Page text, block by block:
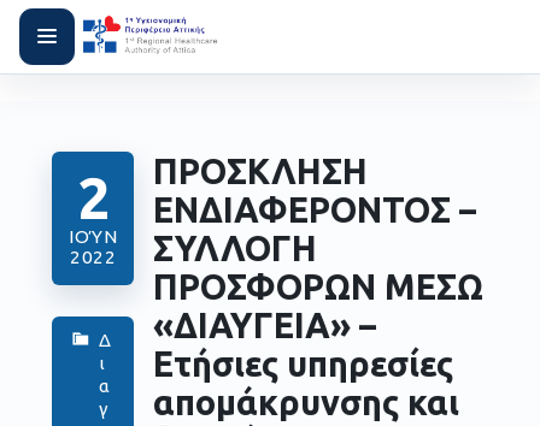
2
ΙΟΎΝ
2022
Δ
ι
α
γ
ΠΡΟΣΚΛΗΣΗ
ΕΝΔΙΑΦΕΡΟΝΤΟΣ –
ΣΥΛΛΟΓΗ
ΠΡΟΣΦΟΡΩΝ ΜΕΣΩ
«ΔΙΑΥΓΕΙΑ» –
Ετήσιες υπηρεσίες
απομάκρυνσης και